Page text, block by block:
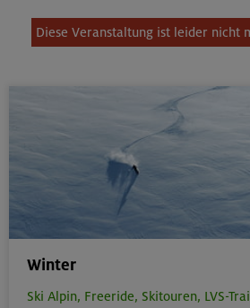
Diese Veranstaltung ist leider nicht
Winter
Ski Alpin, Freeride, Skitouren, LVS-